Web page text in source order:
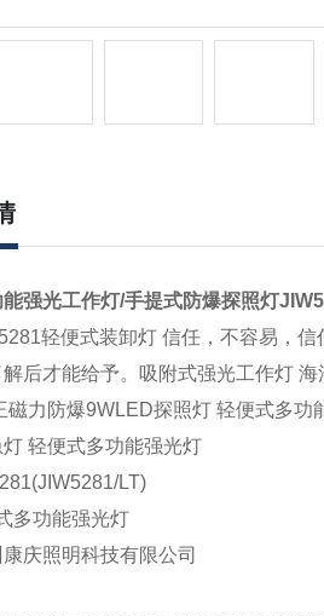
强光工作灯/手提式防爆探照灯
轻便式装卸灯 信任，不容易，信
后才能给予。
吸附式强光工作灯
磁力防爆9WLED探照灯 轻便式多功
轻便式多功能强光灯
LT)
多功能强光灯
庆照明科技有限公司